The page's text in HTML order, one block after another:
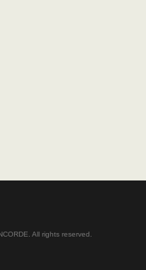
All rights reserved.